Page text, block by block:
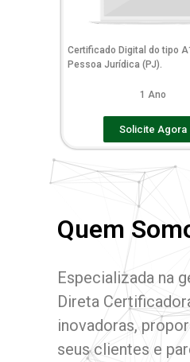
Certificado Digital do tipo
Pessoa Jurídica (PJ).
1 Ano
Solicite Agora
Quem
Especializada na
Direta
inovadoras,
seus clientes e